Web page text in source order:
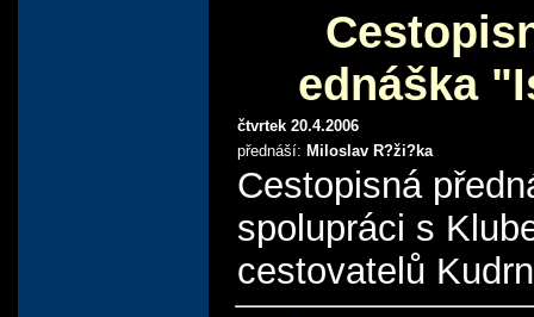
ednáška
čtvrtek 20.4.2006
přednáší: Miloslav R?ži?ka
Cestopisná
spolupráci s
cestovatelů